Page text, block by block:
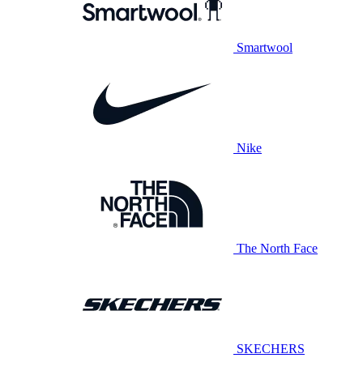
Smartwool
Nike
The North Face
SKECHERS